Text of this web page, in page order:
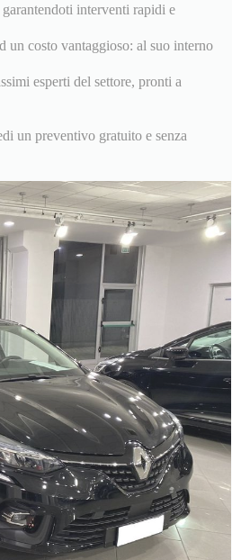
interventi rapidi e
costo vantaggioso: al suo interno
esperti del settore, pronti a
un preventivo gratuito e senza